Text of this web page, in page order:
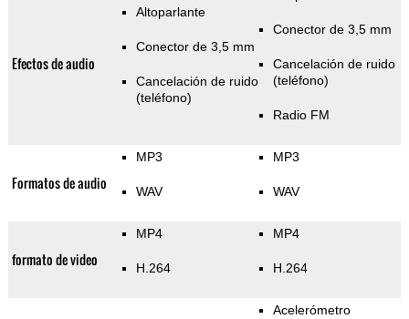
Efectos de audio
Altoparlante
Conector de 3,5 mm
Cancelación de ruido
(teléfono)
Conector de 3,5 mm
Cancelación de ruido
(teléfono)
Radio FM
Formatos de audio
MP3
WAV
MP3
WAV
formato de video
MP4
H.264
MP4
H.264
Acelerómetro